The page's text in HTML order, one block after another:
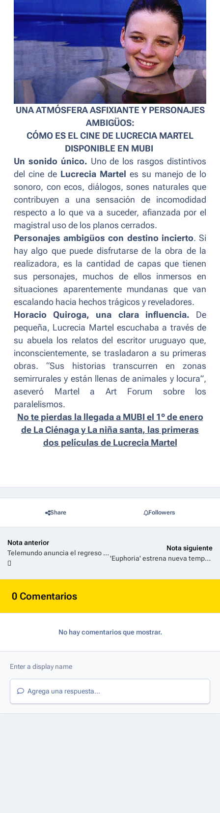
UNA ATMÓSFERA ASFIXIANTE Y PERSONAJES
AMBIGÜOS:
CÓMO ES EL CINE DE LUCRECIA MARTEL
DISPONIBLE EN MUBI
Un sonido único. Uno de los rasgos distintivos
del cine de Lucrecia Martel es su manejo de lo
sonoro, con ecos, diálogos, sones naturales que
contribuyen a una sensación de incomodidad
respecto a lo que va a suceder, afianzada por el
magistral uso de los planos cerrados.
Personajes ambigüos con destino incierto. Si
hay algo que puede disfrutarse de la obra de la
realizadora, es la cantidad de capas que tienen
sus personajes, muchos de ellos inmersos en
situaciones aparentemente mundanas que van
escalando hacia hechos trágicos y reveladores.
Horacio Quiroga, una clara influencia. De
pequeña, Lucrecia Martel escuchaba a través de
su abuela los relatos del escritor uruguayo que,
inconscientemente, se trasladaron a su primeras
obras. “Sus historias transcurren en zonas
semirrurales y están llenas de animales y locura”,
aseveró Martel a Art Forum sobre los
paralelismos.
No te pierdas la llegada a MUBI el 1º de enero
de La Ciénaga y La niña santa, las primeras
dos películas de Lucrecia Martel
Share Followers
Nota anterior
Telemundo anuncia el regreso de ‘Sin Senos Sí Hay Paraíso’, que se transmitirá en América Latina exclusivamente en Disney+
Nota siguiente
'Euphoria' estrena nueva temporada el 12 de abril en HBO y HBO Max
0 Comentarios
No hay comentarios que mostrar.
Agrega una respuesta...